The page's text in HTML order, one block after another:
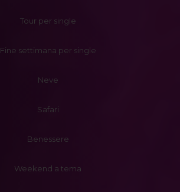
Tour per single
Fine settimana per single
Neve
Safari
Benessere
Weekend a tema